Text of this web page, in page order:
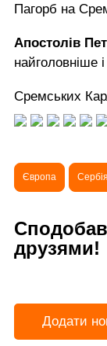
Пагорб на
Апостолів
найголовніше
Сремських
Європа Сербія
друзями!
Додати